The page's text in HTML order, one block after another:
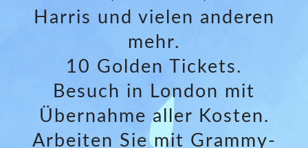
Harris und vielen anderen
mehr.
10 Golden Tickets.
Besuch in London mit
Übernahme aller Kosten.
Arbeiten Sie mit Grammy-